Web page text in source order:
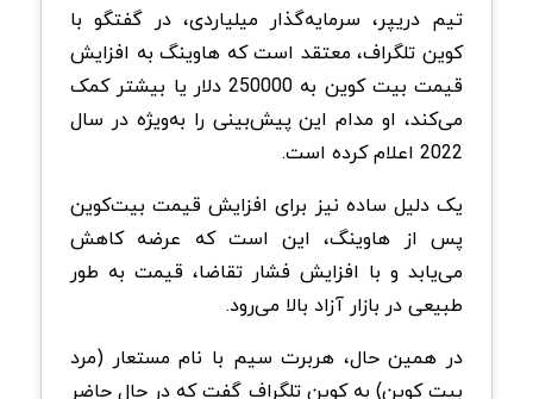
تیم دریپر، سرمایه‌گذار میلیاردی، در گفتگو با
کوین تلگراف، معتقد است که هاوینگ به افزایش
قیمت بیت کوین به 250000 دلار یا بیشتر کمک
می‌کند، او مدام این پیش‌بینی‌ را به‌ویژه در سال
2022 اعلام کرده است.
یک دلیل ساده‌ نیز برای افزایش قیمت بیت‌کوین
پس از هاوینگ، این است که عرضه کاهش
می‌یابد و با افزایش فشار تقاضا، قیمت به طور
طبیعی در بازار آزاد بالا می‌رود.
در همین حال، هربرت سیم با نام مستعار (مرد
بیت کوین) به کوین تلگراف گفت که در حال حاضر